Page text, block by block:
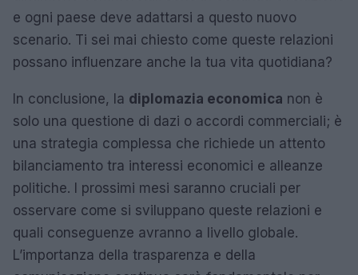
e ogni paese deve adattarsi a questo nuovo
scenario. Ti sei mai chiesto come queste relazioni
possano influenzare anche la tua vita quotidiana?
In conclusione, la diplomazia economica non è
solo una questione di dazi o accordi commerciali; è
una strategia complessa che richiede un attento
bilanciamento tra interessi economici e alleanze
politiche. I prossimi mesi saranno cruciali per
osservare come si sviluppano queste relazioni e
quali conseguenze avranno a livello globale.
L’importanza della trasparenza e della